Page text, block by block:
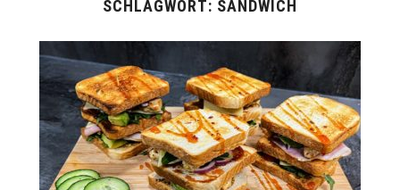
SCHLAGWORT: SANDWICH